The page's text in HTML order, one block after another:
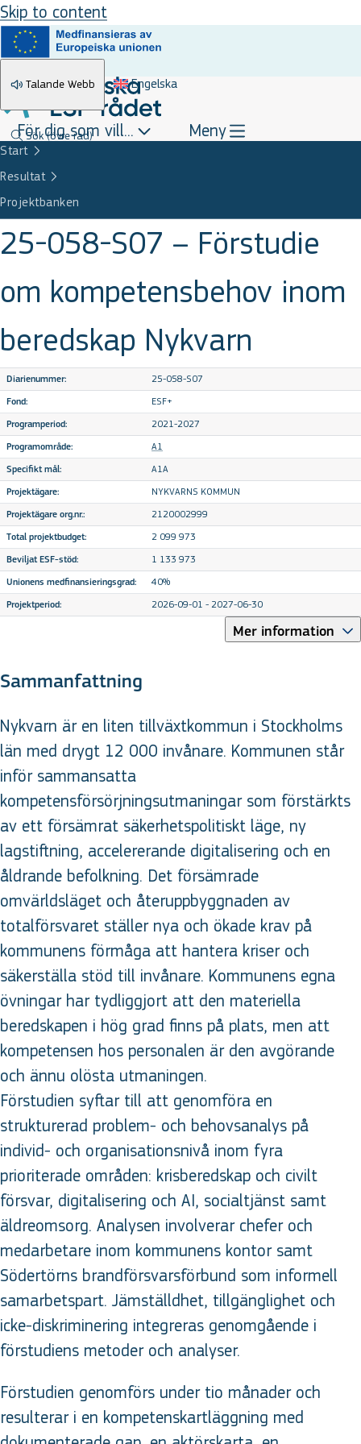
Skip to content
Talande Webb Engelska
Sök(övre rad)
För dig som vill... Meny
Start
Resultat
Projektbanken
25-058-S07 – Förstudie
om kompetensbehov inom
beredskap Nykvarn
Diarienummer: 25-058-S07
Fond: ESF+
Programperiod: 2021-2027
Programområde: A1
Specifikt mål: A1A
Projektägare: NYKVARNS KOMMUN
Projektägare org.nr.: 2120002999
Total projektbudget: 2 099 973
Beviljat ESF-stöd: 1 133 973
Unionens medfinansieringsgrad: 40%
Projektperiod: 2026-09-01 - 2027-06-30
Mer information
Sammanfattning
Nykvarn är en liten tillväxtkommun i Stockholms
län med drygt 12 000 invånare. Kommunen står
inför sammansatta
kompetensförsörjningsutmaningar som förstärkts
av ett försämrat säkerhetspolitiskt läge, ny
lagstiftning, accelererande digitalisering och en
åldrande befolkning. Det försämrade
omvärldsläget och återuppbyggnaden av
totalförsvaret ställer nya och ökade krav på
kommunens förmåga att hantera kriser och
säkerställa stöd till invånare. Kommunens egna
övningar har tydliggjort att den materiella
beredskapen i hög grad finns på plats, men att
kompetensen hos personalen är den avgörande
och ännu olösta utmaningen.
Förstudien syftar till att genomföra en
strukturerad problem- och behovsanalys på
individ- och organisationsnivå inom fyra
prioriterade områden: krisberedskap och civilt
försvar, digitalisering och AI, socialtjänst samt
äldreomsorg. Analysen involverar chefer och
medarbetare inom kommunens kontor samt
Södertörns brandförsvarsförbund som informell
samarbetspart. Jämställdhet, tillgänglighet och
icke-diskriminering integreras genomgående i
förstudiens metoder och analyser.
Förstudien genomförs under tio månader och
resulterar i en kompetenskartläggning med